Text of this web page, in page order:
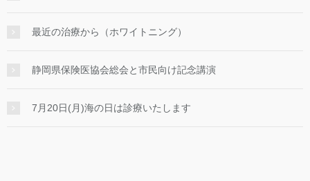
最近の治療から（ホワイトニング）
静岡県保険医協会総会と市民向け記念講演
7月20日(月)海の日は診療いたします